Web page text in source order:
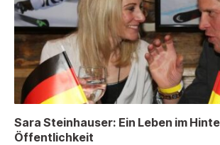
Sara Steinhauser: Ein Leben im
Öffentlichkeit